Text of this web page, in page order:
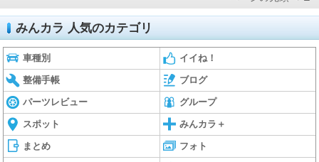
みんカラ 人気のカテゴリ
車種別 イイね！
整備手帳 ブログ
パーツレビュー グループ
スポット みんカラ＋
まとめ フォト